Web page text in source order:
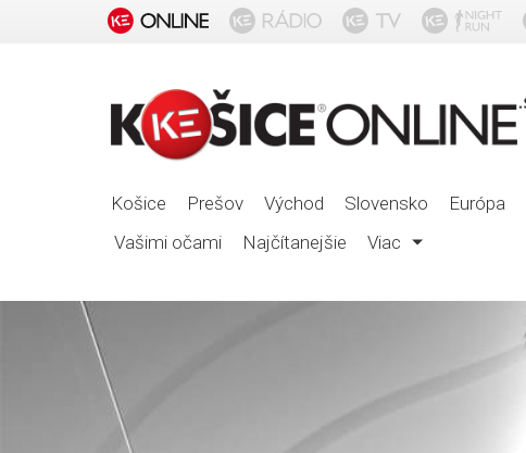
Košice Prešov Východ Slovensko Európa
Vašimi očami
Najčítanejšie Viac